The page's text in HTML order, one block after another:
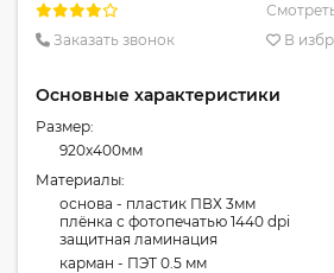
Заказать звонок
В
Основные характеристики
Размер:
920x400мм
Материалы:
основа - пластик ПВХ 3мм
плёнка с фотопечатью 1440 dpi
защитная ламинация
карман - ПЭТ 0.5 мм